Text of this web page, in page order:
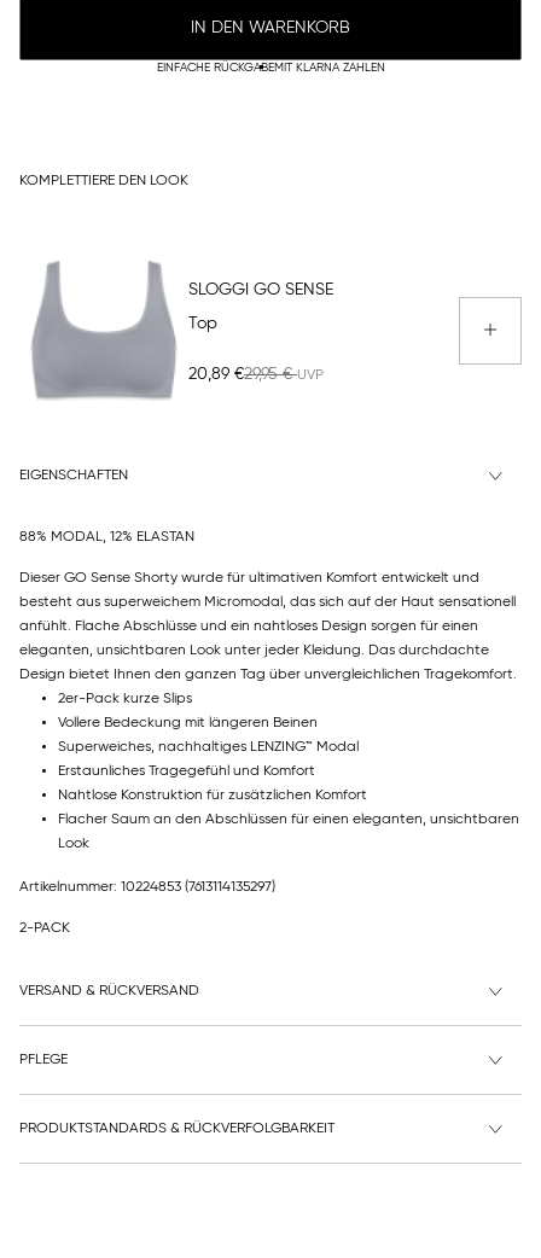
IN DEN WARENKORB
EINFACHE RÜCKGABEMIT KLARNA ZAHLEN
KOMPLETTIERE DEN LOOK
SLOGGI GO SENSE
Top
20,89 €29,95 €
EIGENSCHAFTEN
88% MODAL, 12% ELASTAN
Dieser GO Sense Shorty wurde für ultimativen Komfort entwickelt und
besteht aus superweichem Micromodal, das sich auf der Haut sensationell
anfühlt. Flache Abschlüsse und ein nahtloses Design sorgen für einen
eleganten, unsichtbaren Look unter jeder Kleidung. Das durchdachte
Design bietet Ihnen den ganzen Tag über unvergleichlichen Tragekomfort.
2er-Pack kurze Slips
Vollere Bedeckung mit längeren Beinen
Superweiches, nachhaltiges LENZING™ Modal
Erstaunliches Tragegefühl und Komfort
Nahtlose Konstruktion für zusätzlichen Komfort
Flacher Saum an den Abschlüssen für einen eleganten, unsichtbaren
Look
Artikelnummer: 10224853 (7613114135297)
2-PACK
VERSAND & RÜCKVERSAND
PFLEGE
PRODUKTSTANDARDS & RÜCKVERFOLGBARKEIT